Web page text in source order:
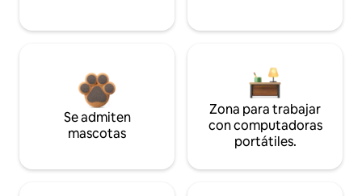
Se admiten
mascotas
Zona para trabajar
con computadoras
portátiles.